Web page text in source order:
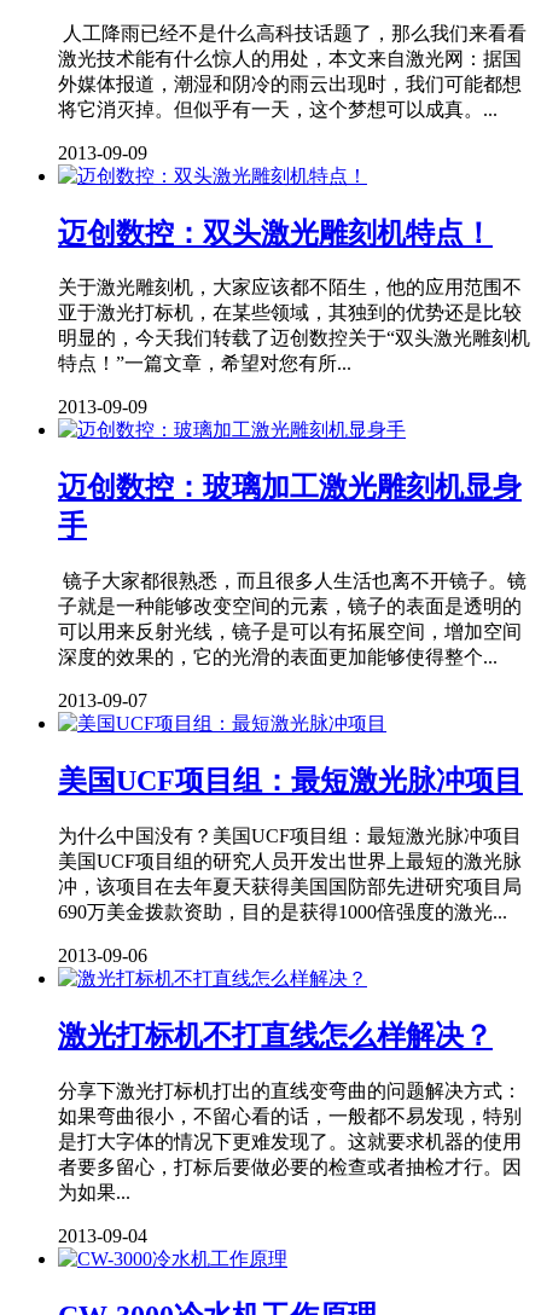
人工降雨已经不是什么高科技话题了，那么我们来看看
激光技术能有什么惊人的用处，本文来自激光网：据国
外媒体报道，潮湿和阴冷的雨云出现时，我们可能都想
将它消灭掉。但似乎有一天，这个梦想可以成真。...
2013-09-09
迈创数控：双头激光雕刻机特点！
关于激光雕刻机，大家应该都不陌生，他的应用范围不
亚于激光打标机，在某些领域，其独到的优势还是比较
明显的，今天我们转载了迈创数控关于“双头激光雕刻机
特点！”一篇文章，希望对您有所...
2013-09-09
迈创数控：玻璃加工激光雕刻机显身
手
镜子大家都很熟悉，而且很多人生活也离不开镜子。镜
子就是一种能够改变空间的元素，镜子的表面是透明的
可以用来反射光线，镜子是可以有拓展空间，增加空间
深度的效果的，它的光滑的表面更加能够使得整个...
2013-09-07
美国UCF项目组：最短激光脉冲项目
为什么中国没有？美国UCF项目组：最短激光脉冲项目
美国UCF项目组的研究人员开发出世界上最短的激光脉
冲，该项目在去年夏天获得美国国防部先进研究项目局
690万美金拨款资助，目的是获得1000倍强度的激光...
2013-09-06
激光打标机不打直线怎么样解决？
分享下激光打标机打出的直线变弯曲的问题解决方式：
如果弯曲很小，不留心看的话，一般都不易发现，特别
是打大字体的情况下更难发现了。这就要求机器的使用
者要多留心，打标后要做必要的检查或者抽检才行。因
为如果...
2013-09-04